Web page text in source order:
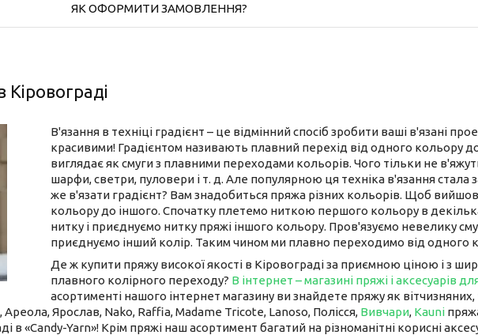
ЯК ОФОРМИТИ ЗАМОВЛЕННЯ?
В'язання в техніці градієнт – це відмінний спосіб зробити ваші в'язані
красивими! Градієнтом називають плавний перехід від одного кольору
виглядає як смуги з плавними переходами кольорів. Чого тільки не
шарфи, светри, пуловери і т. д. Але популярною ця техніка в'язання стала
же в'язати градієнт? Вам знадобиться пряжа різних кольорів. Щоб
кольору до іншого. Спочатку плетемо ниткою першого кольору в
нитку і приєднуємо нитку пряжі іншого кольору. Пров'язуємо невелику
приєднуємо інший колір. Таким чином ми плавно переходимо від одного
Де ж купити пряжу високої якості в Кіровограді за приємною ціною і з
плавного колірного переходу? В інтернет – магазині пряжі і аксесуарів
асортименті нашого інтернет магазину ви знайдете пряжу як вітчизняних,
Ярослав, Nako, Raffia, Madame Tricote, Lanoso, Полісся, Вивчари, Kauni
в «Candy-Yarn»! Крім пряжі наш асортимент багатий на різноманітні корисні